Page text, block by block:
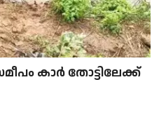
കാർ തോട്ടിലേക്ക്